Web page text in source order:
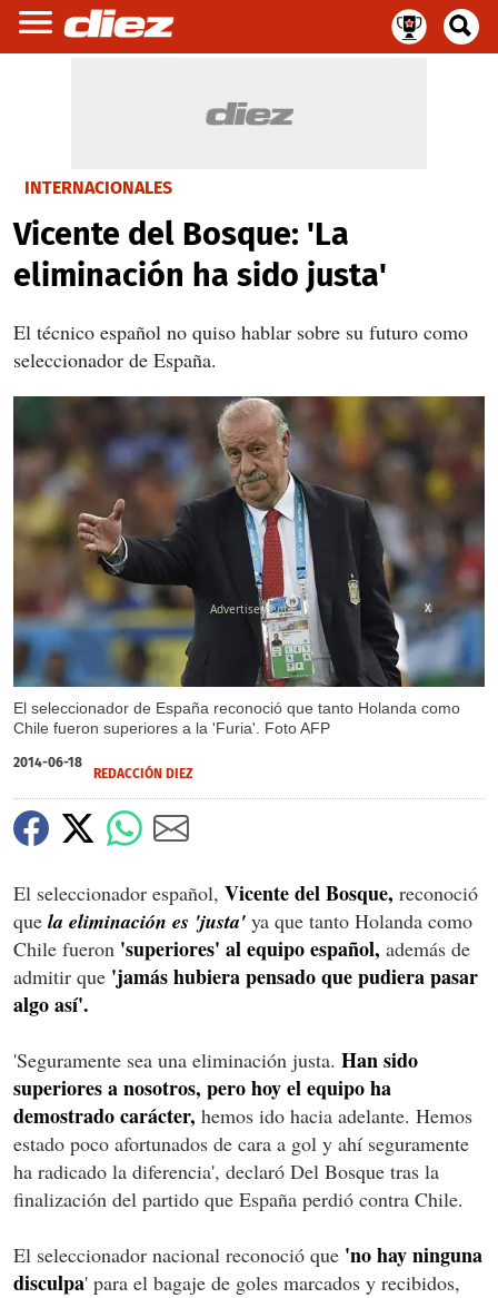
INTERNACIONALES
Vicente del Bosque: 'La
eliminación ha sido justa'
El técnico español no quiso hablar sobre su futuro como
seleccionador de España.
El seleccionador de España reconoció que tanto Holanda como
Chile fueron superiores a la 'Furia'. Foto AFP
X
2014-06-18
REDACCIÓN DIEZ
El seleccionador español, Vicente del Bosque, reconoció
que la eliminación es 'justa' ya que tanto Holanda como
Chile fueron 'superiores' al equipo español, además de
admitir que 'jamás hubiera pensado que pudiera pasar
algo así'.
'Seguramente sea una eliminación justa. Han sido
superiores a nosotros, pero hoy el equipo ha
demostrado carácter, hemos ido hacia adelante. Hemos
estado poco afortunados de cara a gol y ahí seguramente
ha radicado la diferencia', declaró Del Bosque tras la
finalización del partido que España perdió contra Chile.
El seleccionador nacional reconoció que 'no hay ninguna
disculpa' para el bagaje de goles marcados y recibidos,